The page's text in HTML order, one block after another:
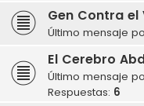
Gen Contra el
Último mensaje
El Cerebro
Último mensaje
Respuestas: 6